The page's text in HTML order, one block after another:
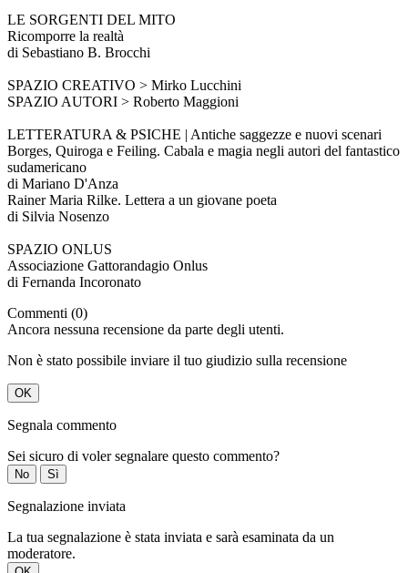
LE SORGENTI DEL MITO
Ricomporre la realtà
di Sebastiano B. Brocchi
SPAZIO CREATIVO > Mirko Lucchini
SPAZIO AUTORI > Roberto Maggioni
LETTERATURA & PSICHE | Antiche saggezze e nuovi scenari
Borges, Quiroga e Feiling. Cabala e magia negli autori del fantastico
sudamericano
di Mariano D'Anza
Rainer Maria Rilke. Lettera a un giovane poeta
di Silvia Nosenzo
SPAZIO ONLUS
Associazione Gattorandagio Onlus
di Fernanda Incoronato
Commenti (0)
Ancora nessuna recensione da parte degli utenti.
Non è stato possibile inviare il tuo giudizio sulla recensione
OK
Segnala commento
Sei sicuro di voler segnalare questo commento?
No Sì
Segnalazione inviata
La tua segnalazione è stata inviata e sarà esaminata da un
moderatore.